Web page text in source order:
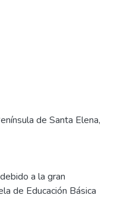
de Santa Elena,
a la gran
de Educación Básica